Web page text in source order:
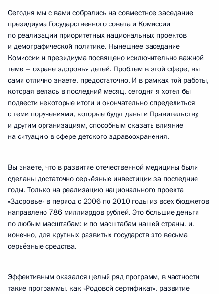
Сегодня мы с вами собрались на совместное заседание
президиума Государственного совета и Комиссии
по реализации приоритетных национальных проектов
и демографической политике. Нынешнее заседание
Комиссии и президиума посвящено исключительно важной
теме – охране здоровья детей. Проблем в этой сфере, вы
сами отлично знаете, предостаточно. И в рамках той работы,
которая велась в последний месяц, сегодня я хотел бы
подвести некоторые итоги и окончательно определиться
с теми поручениями, которые будут даны и Правительству,
и другим организациям, способным оказать влияние
на ситуацию в сфере детского здравоохранения.
Вы знаете, что в развитие отечественной медицины были
сделаны достаточно серьёзные инвестиции за последние
годы. Только на реализацию национального проекта
«Здоровье» в период с 2006 по 2010 годы из всех бюджетов
направлено 786 миллиардов рублей. Это большие деньги
по любым масштабам: и по масштабам нашей страны, и,
конечно, для крупных развитых государств это весьма
серьёзные средства.
Эффективным оказался целый ряд программ, в частности
такие программы, как «Родовой сертификат», развитие